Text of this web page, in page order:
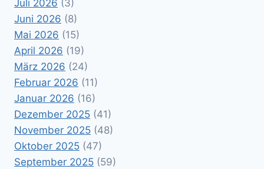
Juli 2026 (3)
Juni 2026 (8)
Mai 2026 (15)
April 2026 (19)
März 2026 (24)
Februar 2026 (11)
Januar 2026 (16)
Dezember 2025 (41)
November 2025 (48)
Oktober 2025 (47)
September 2025 (59)